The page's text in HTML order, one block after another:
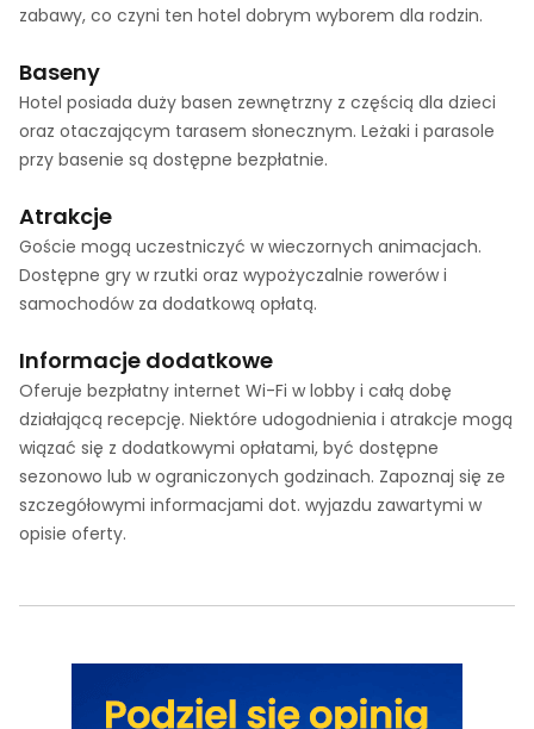
zabawy, co czyni ten hotel dobrym wyborem dla rodzin.
Baseny
Hotel posiada duży basen zewnętrzny z częścią dla dzieci
oraz otaczającym tarasem słonecznym. Leżaki i parasole
przy basenie są dostępne bezpłatnie.
Atrakcje
Goście mogą uczestniczyć w wieczornych animacjach.
Dostępne gry w rzutki oraz wypożyczalnie rowerów i
samochodów za dodatkową opłatą.
Informacje dodatkowe
Oferuje bezpłatny internet Wi-Fi w lobby i całą dobę
działającą recepcję. Niektóre udogodnienia i atrakcje mogą
wiązać się z dodatkowymi opłatami, być dostępne
sezonowo lub w ograniczonych godzinach. Zapoznaj się ze
szczegółowymi informacjami dot. wyjazdu zawartymi w
opisie oferty.